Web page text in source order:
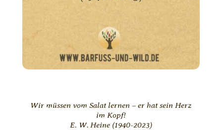
Wir müssen vom Salat lernen – er hat sein Herz
im Kopf!
E. W. Heine (1940-2023)